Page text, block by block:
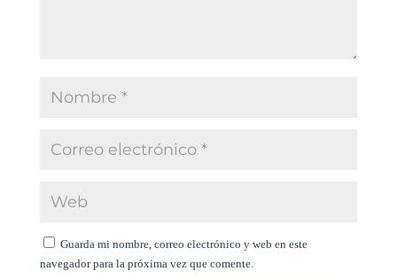
Guarda mi nombre, correo electrónico y web en este
navegador para la próxima vez que comente.